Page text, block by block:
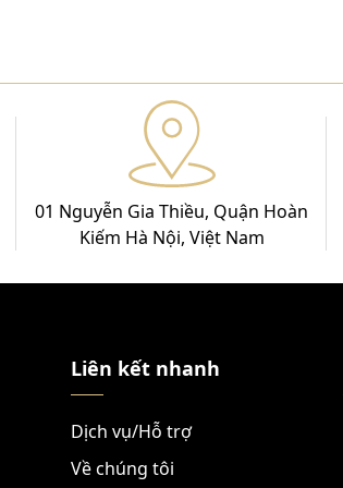
01 Nguyễn Gia Thiều, Quận Hoàn
Kiếm Hà Nội, Việt Nam
Liên kết nhanh
Dịch vụ/Hỗ trợ
Về chúng tôi